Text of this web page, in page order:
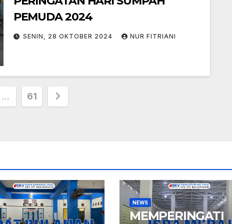
PEMUDA 2024
SENIN, 28 OKTOBER 2024 NUR FITRIANI
… 61
NEWS
MEMPERINGATI